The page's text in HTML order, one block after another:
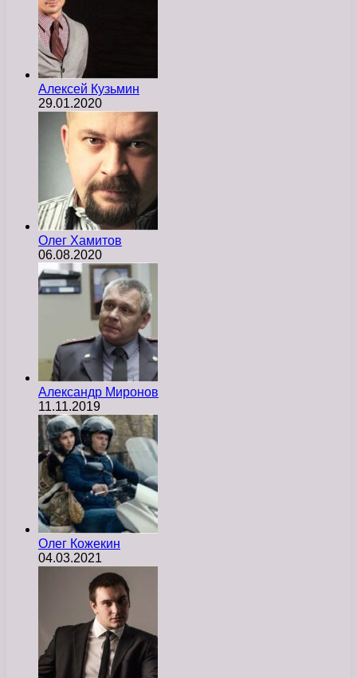
Алексей Кузьмин
29.01.2020
Олег Хамитов
06.08.2020
Александр Миронов
11.11.2019
Олег Кожекин
04.03.2021